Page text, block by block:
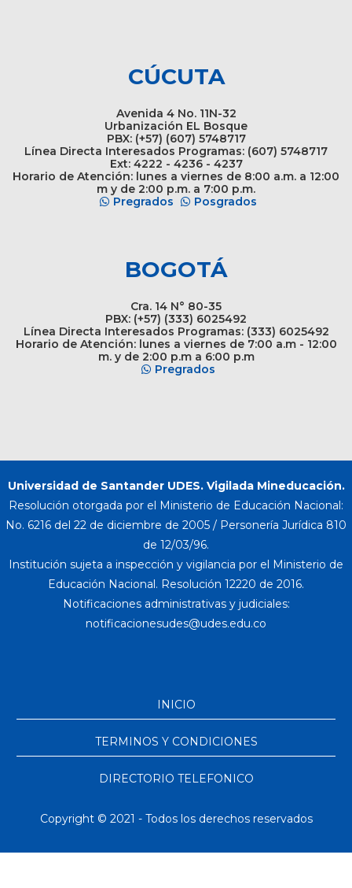
CÚCUTA
Avenida 4 No. 11N-32
Urbanización EL Bosque
PBX: (+57) (607) 5748717
Línea Directa Interesados Programas: (607) 5748717
Ext: 4222 - 4236 - 4237
Horario de Atención: lunes a viernes de 8:00 a.m. a 12:00
m y de 2:00 p.m. a 7:00 p.m.
Pregrados
Posgrados
BOGOTÁ
Cra. 14 N° 80-35
PBX: (+57) (333) 6025492
Línea Directa Interesados Programas: (333) 6025492
Horario de Atención: lunes a viernes de 7:00 a.m - 12:00
m. y de 2:00 p.m a 6:00 p.m
Pregrados
Universidad de Santander UDES. Vigilada Mineducación.
Resolución otorgada por el Ministerio de Educación Nacional:
No. 6216 del 22 de diciembre de 2005 / Personería Jurídica 810
de 12/03/96.
Institución sujeta a inspección y vigilancia por el Ministerio de
Educación Nacional. Resolución 12220 de 2016.
Notificaciones administrativas y judiciales:
INICIO
TERMINOS Y CONDICIONES
DIRECTORIO TELEFONICO
Copyright © 2021 - Todos los derechos reservados